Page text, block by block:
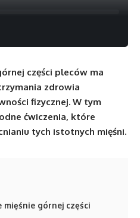
części pleców ma
zdrowia
fizycznej. W tym
ćwiczenia, które
tych istotnych mięśni.
mięśnie górnej części